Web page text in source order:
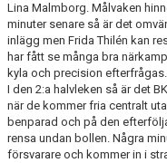
Lina Malmborg. Målvaken
minuter senare så är det
inlägg men Frida Thilén kan
har fått se många bra
kyla och precision efterfrågas.
I den 2:a halvleken så är det
när de kommer fria centralt
benparad och på den
rensa undan bollen. Några
försvarare och kommer in i